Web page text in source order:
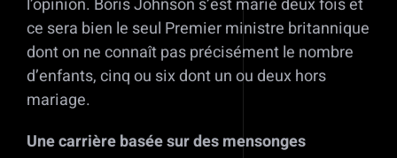
l’opinion. Boris Johnson s’est marié deux fois et
ce sera bien le seul Premier ministre britannique
dont on ne connaît pas précisément le nombre
d’enfants, cinq ou six dont un ou deux hors
mariage.
Une carrière basée sur des mensonges